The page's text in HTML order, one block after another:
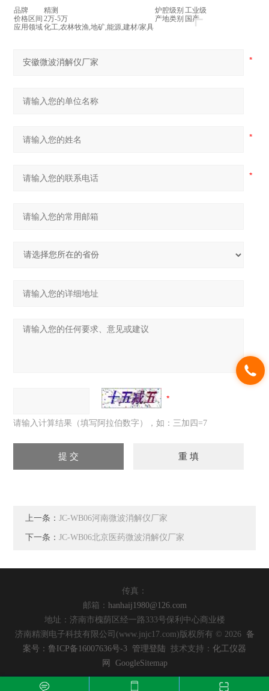
+
品牌 精测 炉腔级别 工业级
价格区间 2万-5万 产地类别 国产
应用领域化工,农林牧渔,地矿,能源,建材/家具
请输入计算结果（填写阿拉伯数字），如：三加四=7
上一条：JC-WB06河南微波消解仪厂家
下一条：JC-WB06北京医药微波消解仪厂家
传真：
邮箱： hanhaij1980@126.com
地址：济南市槐荫区经一路333号保利中心商业楼
济南精测电子科技有限公司(www.jnjc17.com)版权所有 © 2026 备
案号：鲁ICP备16007636号-3 管理登陆 技术支持： 化工仪器
网
GoogleSitemap